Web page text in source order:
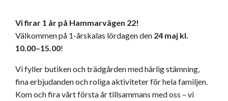
Vi firar 1 år på Hammarvägen 22!
Välkommen på 1-årskalas lördagen den 24 maj kl.
10.00–15.00!
Vi fyller butiken och trädgården med härlig stämning,
fina erbjudanden och roliga aktiviteter för hela familjen.
Kom och fira vårt första år tillsammans med oss – vi